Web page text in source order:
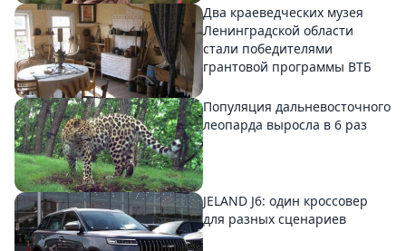
Два краеведческих музея
Ленинградской области
стали победителями
грантовой программы ВТБ
Популяция дальневосточного
леопарда выросла в 6 раз
JELAND J6: один кроссовер
для разных сценариев